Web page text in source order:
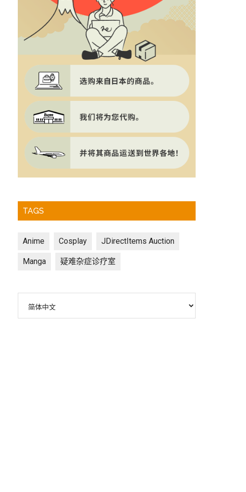
TAGS
Anime Cosplay JDirectItems Auction
Manga 疑难杂症诊疗室